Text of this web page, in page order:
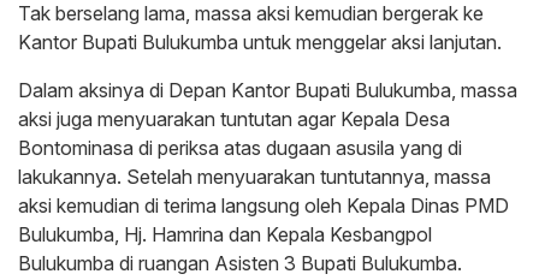
Tak berselang lama, massa aksi kemudian bergerak ke
Kantor Bupati Bulukumba untuk menggelar aksi lanjutan.
Dalam aksinya di Depan Kantor Bupati Bulukumba, massa
aksi juga menyuarakan tuntutan agar Kepala Desa
Bontominasa di periksa atas dugaan asusila yang di
lakukannya. Setelah menyuarakan tuntutannya, massa
aksi kemudian di terima langsung oleh Kepala Dinas PMD
Bulukumba, Hj. Hamrina dan Kepala Kesbangpol
Bulukumba di ruangan Asisten 3 Bupati Bulukumba.